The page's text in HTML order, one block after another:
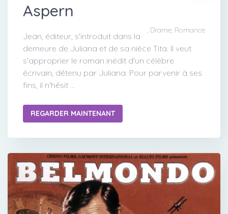
Aspern
, Drame, Romance
Jean, éditeur, s'introduit dans la
demeure de Juliana et de sa nièce Tita. Il veut
s'approprier le roman inédit d'un célèbre
écrivain, détenu par Juliana. Pour parvenir à ses
fins, il n'hésit ...
REGARDER MAINTENANT